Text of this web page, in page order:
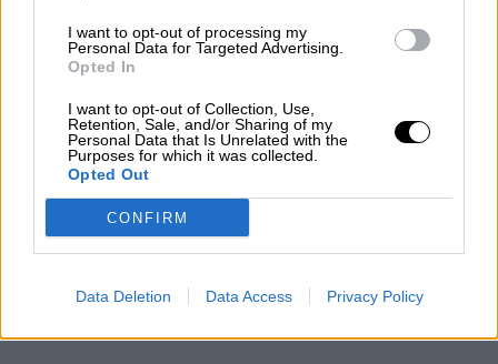
I want to opt-out of processing my
Personal Data for Targeted Advertising.
Opted In
I want to opt-out of Collection, Use,
Retention, Sale, and/or Sharing of my
Personal Data that Is Unrelated with the
Purposes for which it was collected.
Opted Out
CONFIRM
Data Deletion Data Access Privacy Policy
Por Carlos Miranda
mi pesadilla
Por María Pérez Herrero
NOTICIAS MAS VISTAS